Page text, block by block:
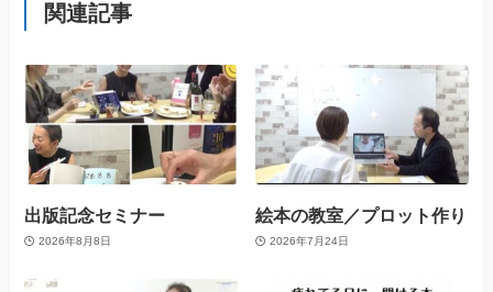
関連記事
出版記念セミナー
2026年8月8日
絵本の教室／プロット作り
2026年7月24日